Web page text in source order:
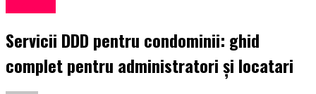
Servicii DDD pentru condominii: ghid
complet pentru administratori și locatari